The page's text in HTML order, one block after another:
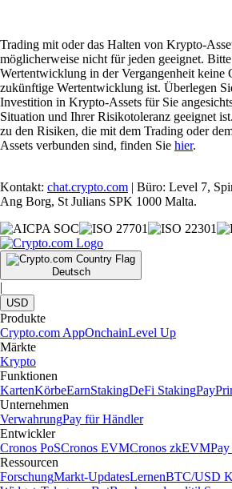
Trading mit oder das Halten von Krypto-
möglicherweise nicht für jeden geeignet.
Wertentwicklung in der Vergangenheit keine
zukünftige Wertentwicklung ist. Überlegen
Investition in Krypto-Assets für Sie
Situation und Ihrer Risikotoleranz geeignet
zu den Risiken, die mit dem Trading oder
Assets verbunden sind, finden Sie hier.
Kontakt: chat.crypto.com | Büro: Level 7,
Ang Borg, St Julians SPK 1000 Malta.
Deutsch
|
USD
Produkte
Crypto.com AppOnchainLevel Up
Märkte
Krypto
Funktionen
KartenKörbeEarnStakingDeFi StakingPay
Unternehmen
VerwahrungPay für Händler
Entwickler
Cronos PoSCronos EVMCronos zkEVM
Ressourcen
ForschungMarkt-UpdatesLernenBTC/USD